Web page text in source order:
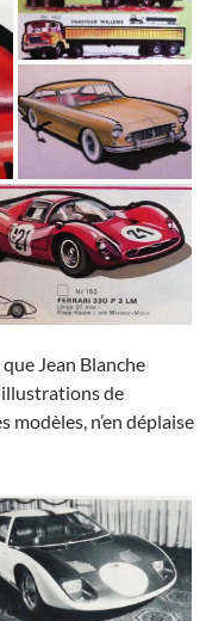
Jean Blanche
de
modèles, n’en déplaise